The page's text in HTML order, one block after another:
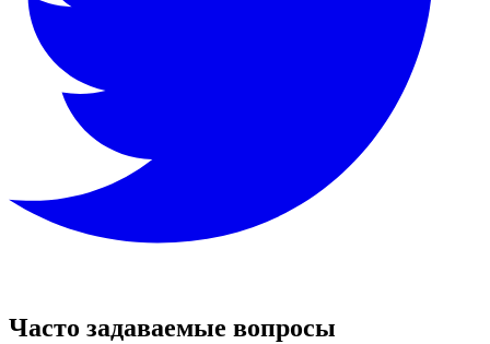
Часто задаваемые вопросы